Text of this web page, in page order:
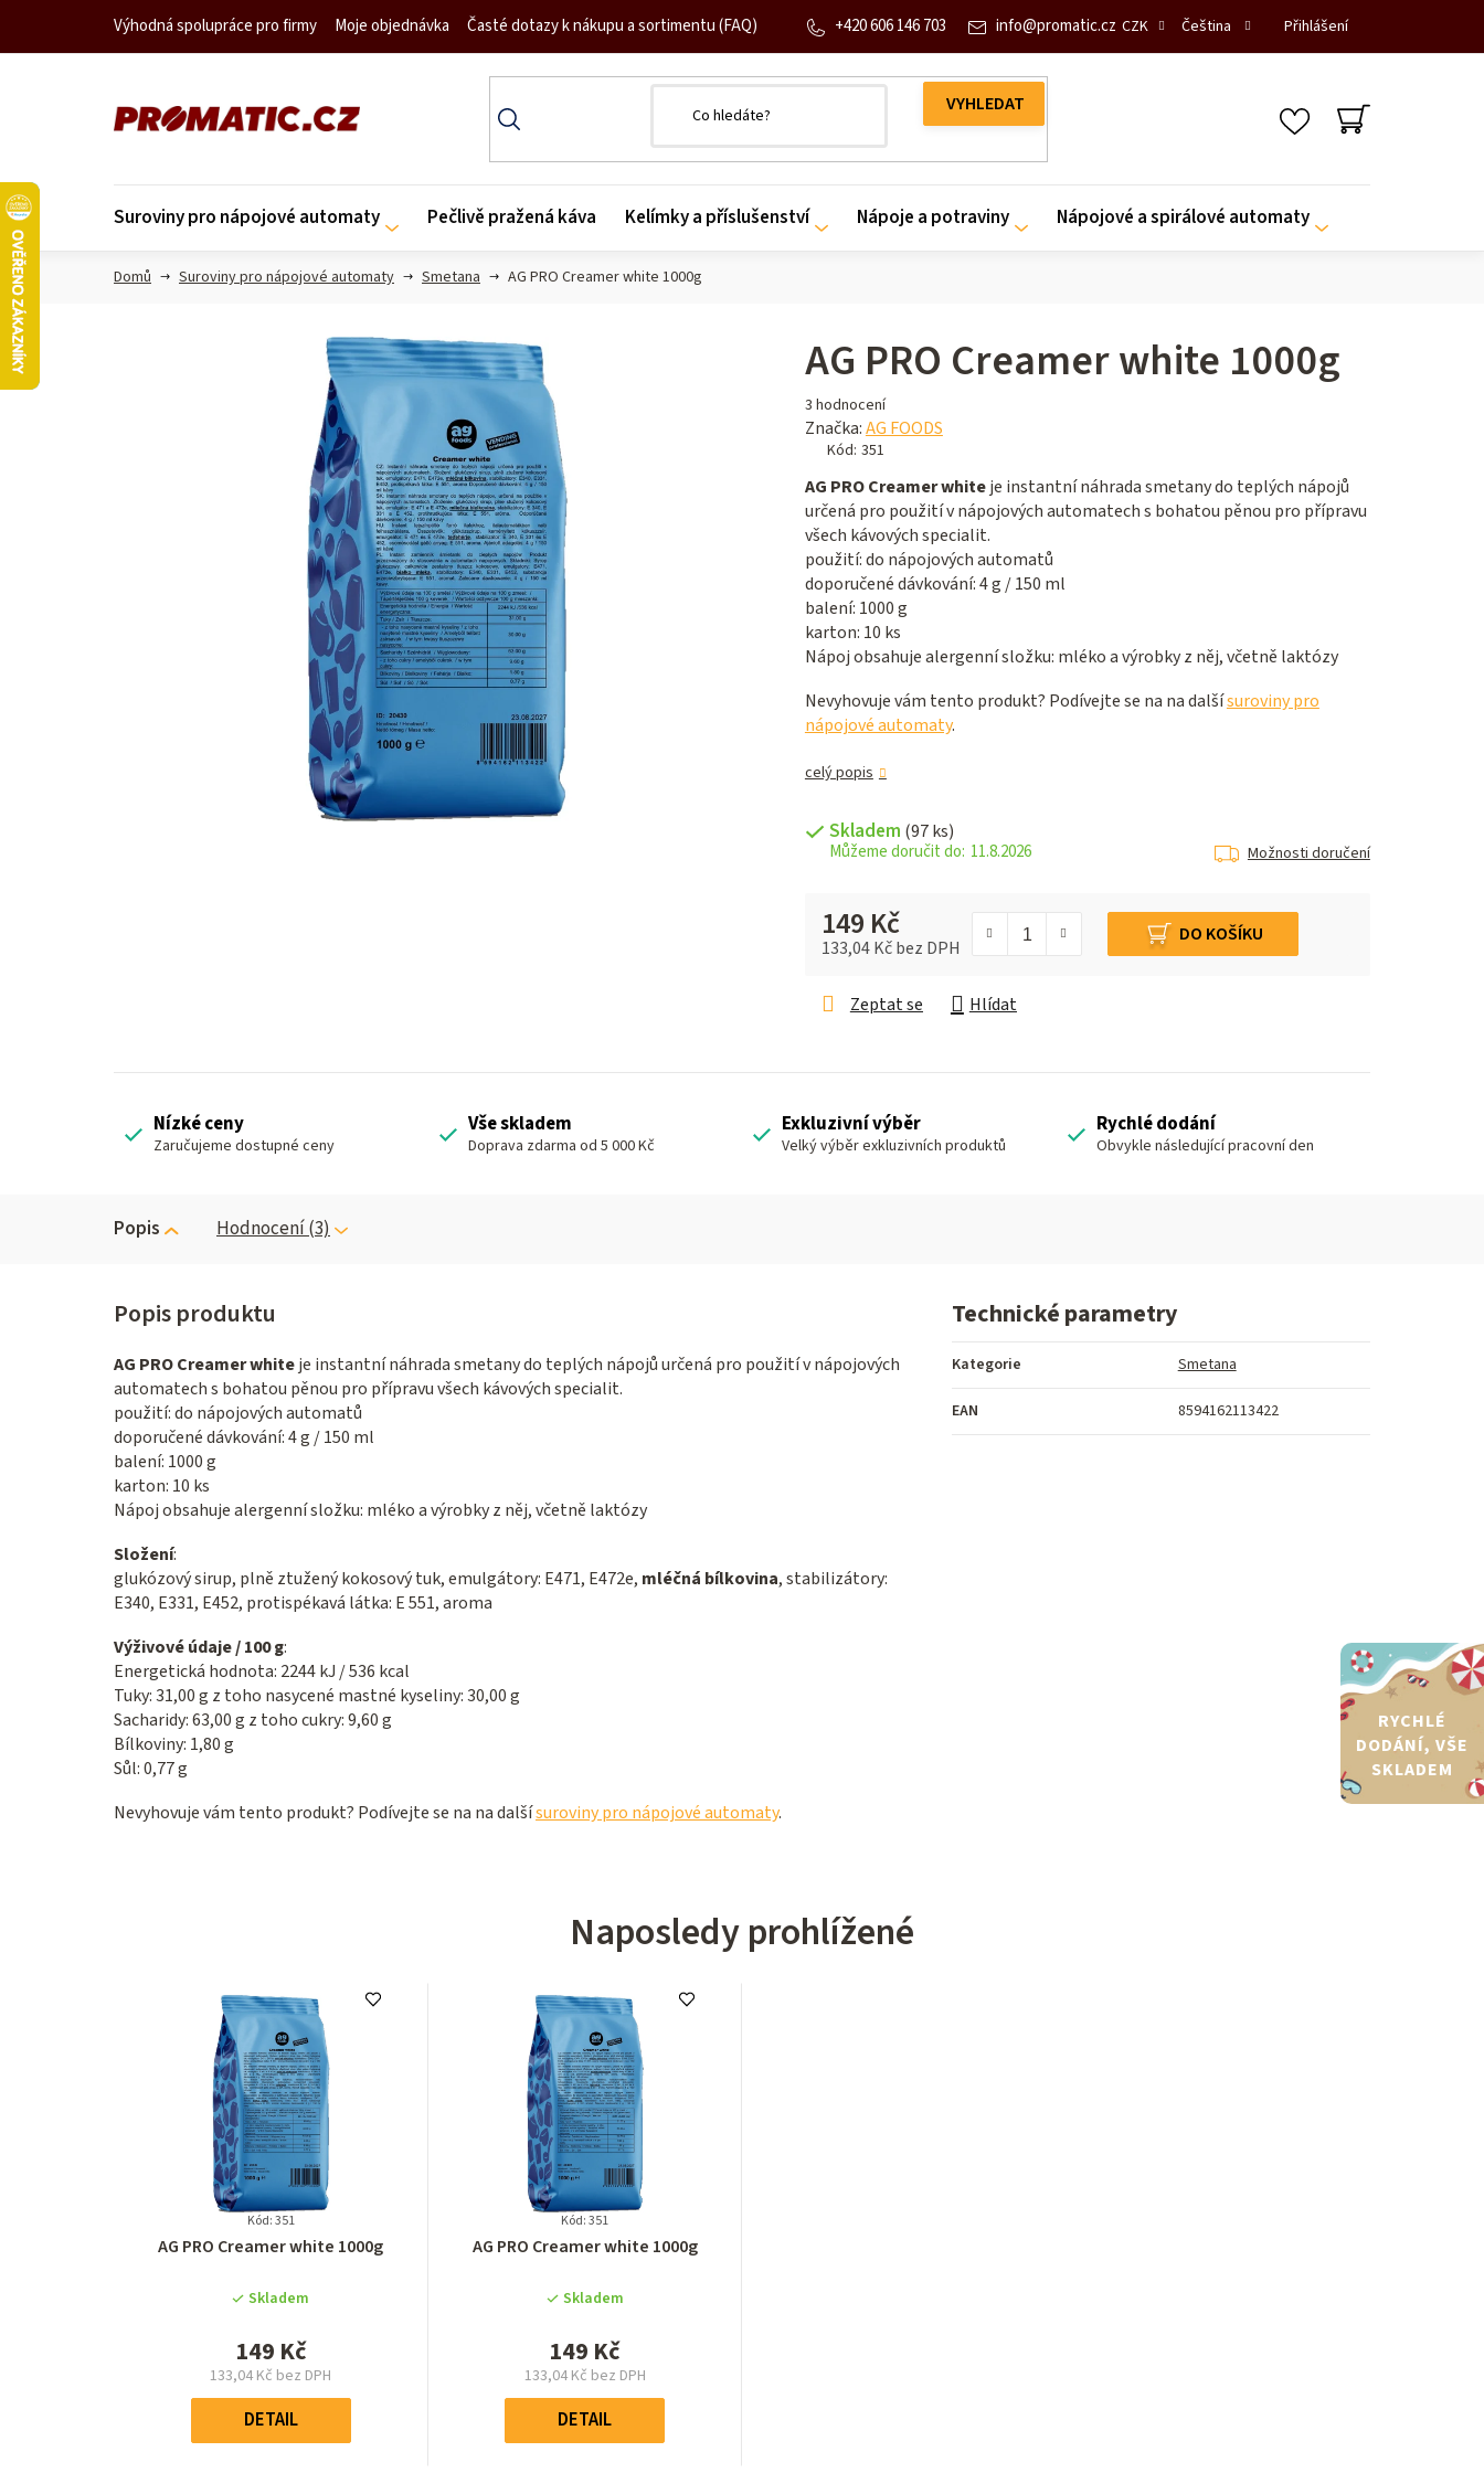
obsah
Výhodná spolupráce pro firmy Moje objednávka Časté dotazy k nákupu a sortimentu (FAQ) CZK Čeština Přihlášení
info@promatic.cz
+420 606 146 703
NÁKUPNÍ
Suroviny pro nápojové automaty Pečlivě pražená káva Kelímky a příslušenství Nápoje a potraviny Nápojové a spirálové automaty
Domů Suroviny pro nápojové automaty Smetana AG PRO Creamer white 1000g
AG PRO Creamer white 1000g
Průměrné
hodnocení
produktu
je
5,0
z 5
hvězdiček.
3 hodnocení
Značka:AG FOODS
Kód: 351
AG PRO Creamer whiteje instantní náhrada smetany do teplých nápojů
určená pro použití v nápojových automatech s bohatou pěnou pro přípravu
všech kávových specialit.
použití: do nápojových automatů
doporučené dávkování: 4 g / 150 ml
balení: 1000 g
karton: 10 ks
Nápoj obsahuje alergenní složku: mléko a výrobky z něj, včetně laktózy
Nevyhovuje vám tento produkt? Podívejte se na na dalšísuroviny pro
nápojové automaty.
celý popis
Skladem (97 ks)
11.8.2026 Možnosti doručení
149 Kč
133,04 Kč bez DPH
DO KOŠÍKU
Zeptat se Hlídat
Nízké ceny
Zaručujeme dostupné ceny
Vše skladem
Doprava zdarma od 5 000 Kč
Exkluzivní výběr
Velký výběr exkluzivních produktů
Rychlé dodání
Obvykle následující pracovní den
Popis Hodnocení (3)
AG PRO Creamer whiteje instantní náhrada smetany do teplých nápojů určená pro použití v nápojových
automatech s bohatou pěnou pro přípravu všech kávových specialit.
použití: do nápojových automatů
doporučené dávkování: 4 g / 150 ml
balení: 1000 g
karton: 10 ks
Nápoj obsahuje alergenní složku: mléko a výrobky z něj, včetně laktózy
Složení:
glukózový sirup, plně ztužený kokosový tuk, emulgátory: E471, E472e, mléčná bílkovina, stabilizátory:
E340, E331, E452, protispékavá látka: E 551, aroma
Výživové údaje / 100 g:
Energetická hodnota: 2244 kJ / 536 kcal
Tuky: 31,00 g z toho nasycené mastné kyseliny: 30,00 g
Sacharidy: 63,00 g z toho cukry: 9,60 g
Bílkoviny: 1,80 g
Sůl: 0,77 g
Nevyhovuje vám tento produkt? Podívejte se na na dalšísuroviny pro nápojové automaty.
Technické parametry
Kategorie Smetana
EAN 8594162113422
Naposledy prohlížené
Kód: 351
Průměrné
produktu
5,0
z
hvězdiček.
AG PRO Creamer white 1000g
Skladem
149 Kč
133,04 Kč bez DPH
Měrná
cena:
DETAIL
Kód: 351
Průměrné
produktu
5,0
z
hvězdiček.
AG PRO Creamer white 1000g
Skladem
149 Kč
133,04 Kč bez DPH
Měrná
cena:
DETAIL
RYCHLÉ
DODÁNÍ, VŠE
SKLADEM